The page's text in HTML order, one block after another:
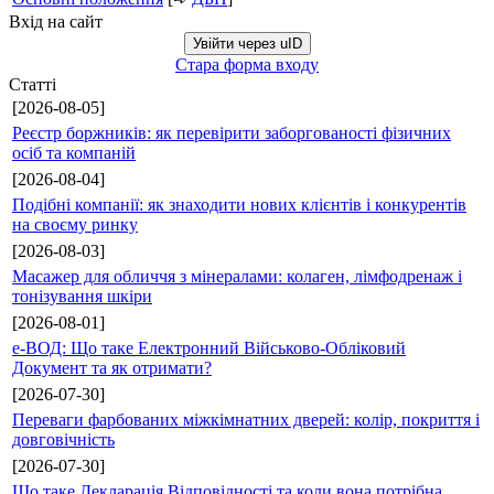
Вхід на сайт
Увійти через uID
Стара форма входу
Статті
[2026-08-05]
Реєстр боржників: як перевірити заборгованості фізичних
осіб та компаній
[2026-08-04]
Подібні компанії: як знаходити нових клієнтів і конкурентів
на своєму ринку
[2026-08-03]
Масажер для обличчя з мінералами: колаген, лімфодренаж і
тонізування шкіри
[2026-08-01]
е-ВОД: Що таке Електронний Військово-Обліковий
Документ та як отримати?
[2026-07-30]
Переваги фарбованих міжкімнатних дверей: колір, покриття і
довговічність
[2026-07-30]